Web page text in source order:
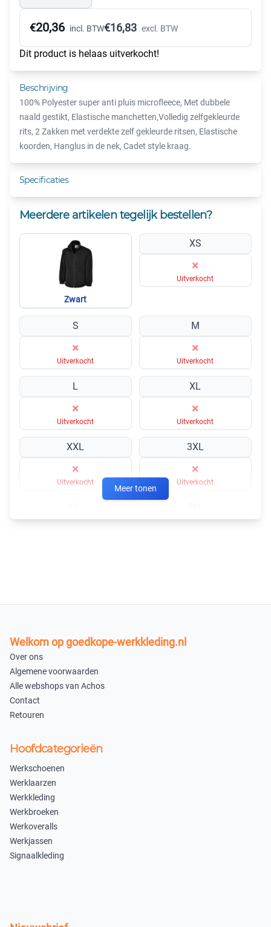
€20,36 incl. BTW€16,83 excl. BTW
Dit product is helaas uitverkocht!
Beschrijving
100% Polyester super anti pluis microfleece, Met dubbele
naald gestikt, Elastische manchetten,Volledig zelfgekleurde
rits, 2 Zakken met verdekte zelf gekleurde ritsen, Elastische
koorden, Hanglus in de nek, Cadet style kraag.
Specificaties
Meerdere artikelen tegelijk bestellen?
Zwart
XS
×
Uitverkocht
S
×
Uitverkocht
M
×
Uitverkocht
L
×
Uitverkocht
XL
×
Uitverkocht
XXL
×
Uitverkocht
3XL
×
Uitverkocht
Uitverkocht
Flessengroen
Uitverkocht
Uitverkocht
Meer tonen
Welkom op goedkope-werkkleding.nl
Over ons
Algemene voorwaarden
Alle webshops van Achos
Contact
Retouren
Hoofdcategorieën
Werkschoenen
Werklaarzen
Werkkleding
Werkbroeken
Werkoveralls
Werkjassen
Signaalkleding